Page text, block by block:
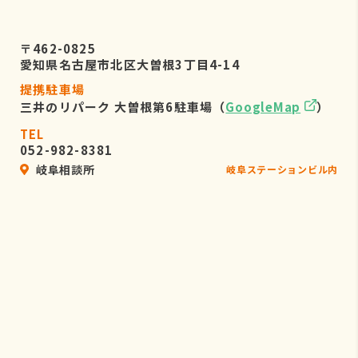
〒462-0825
愛知県名古屋市北区大曽根3丁目4-14
提携駐車場
三井のリパーク 大曽根第6駐車場（GoogleMap
）
TEL
052-982-8381
岐阜相談所 岐阜ステーションビル内